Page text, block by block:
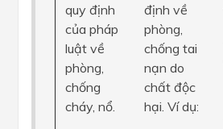
quy định
của pháp
luật về
phòng,
chống
cháy, nổ.
định về
phòng,
chống tai
nạn do
chất độc
hại. Ví dụ: